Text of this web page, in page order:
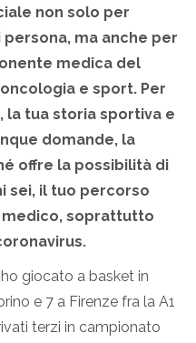
non solo per
persona, ma anche per
medica del
e sport. Per
la tua storia sportiva e
domande, la
offre la possibilità di
sei, il tuo percorso
soprattutto
giocato a basket in
e 7 a Firenze fra la A1
terzi in campionato